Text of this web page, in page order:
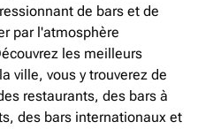
de bars et de
par l'atmosphère
les meilleurs
ville, vous y trouverez de
restaurants, des bars à
des bars internationaux et